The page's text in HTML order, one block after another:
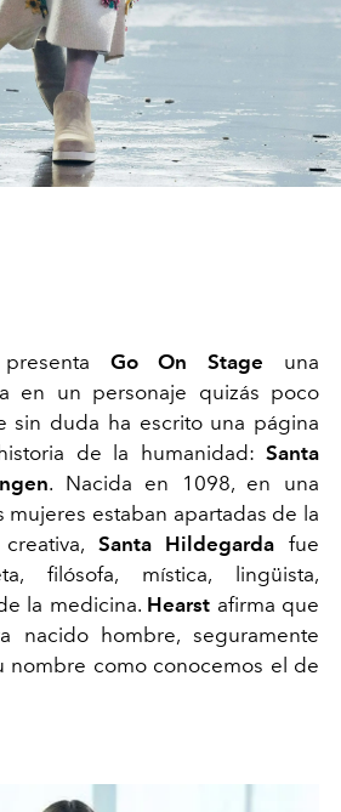
Go On Stage una
en un personaje quizás poco
sin duda ha escrito una página
de la humanidad: Santa
. Nacida en 1098, en una
mujeres estaban apartadas de la
Santa Hildegarda fue
filósofa, mística, lingüista,
la medicina. Hearst afirma que
nacido hombre, seguramente
nombre como conocemos el de